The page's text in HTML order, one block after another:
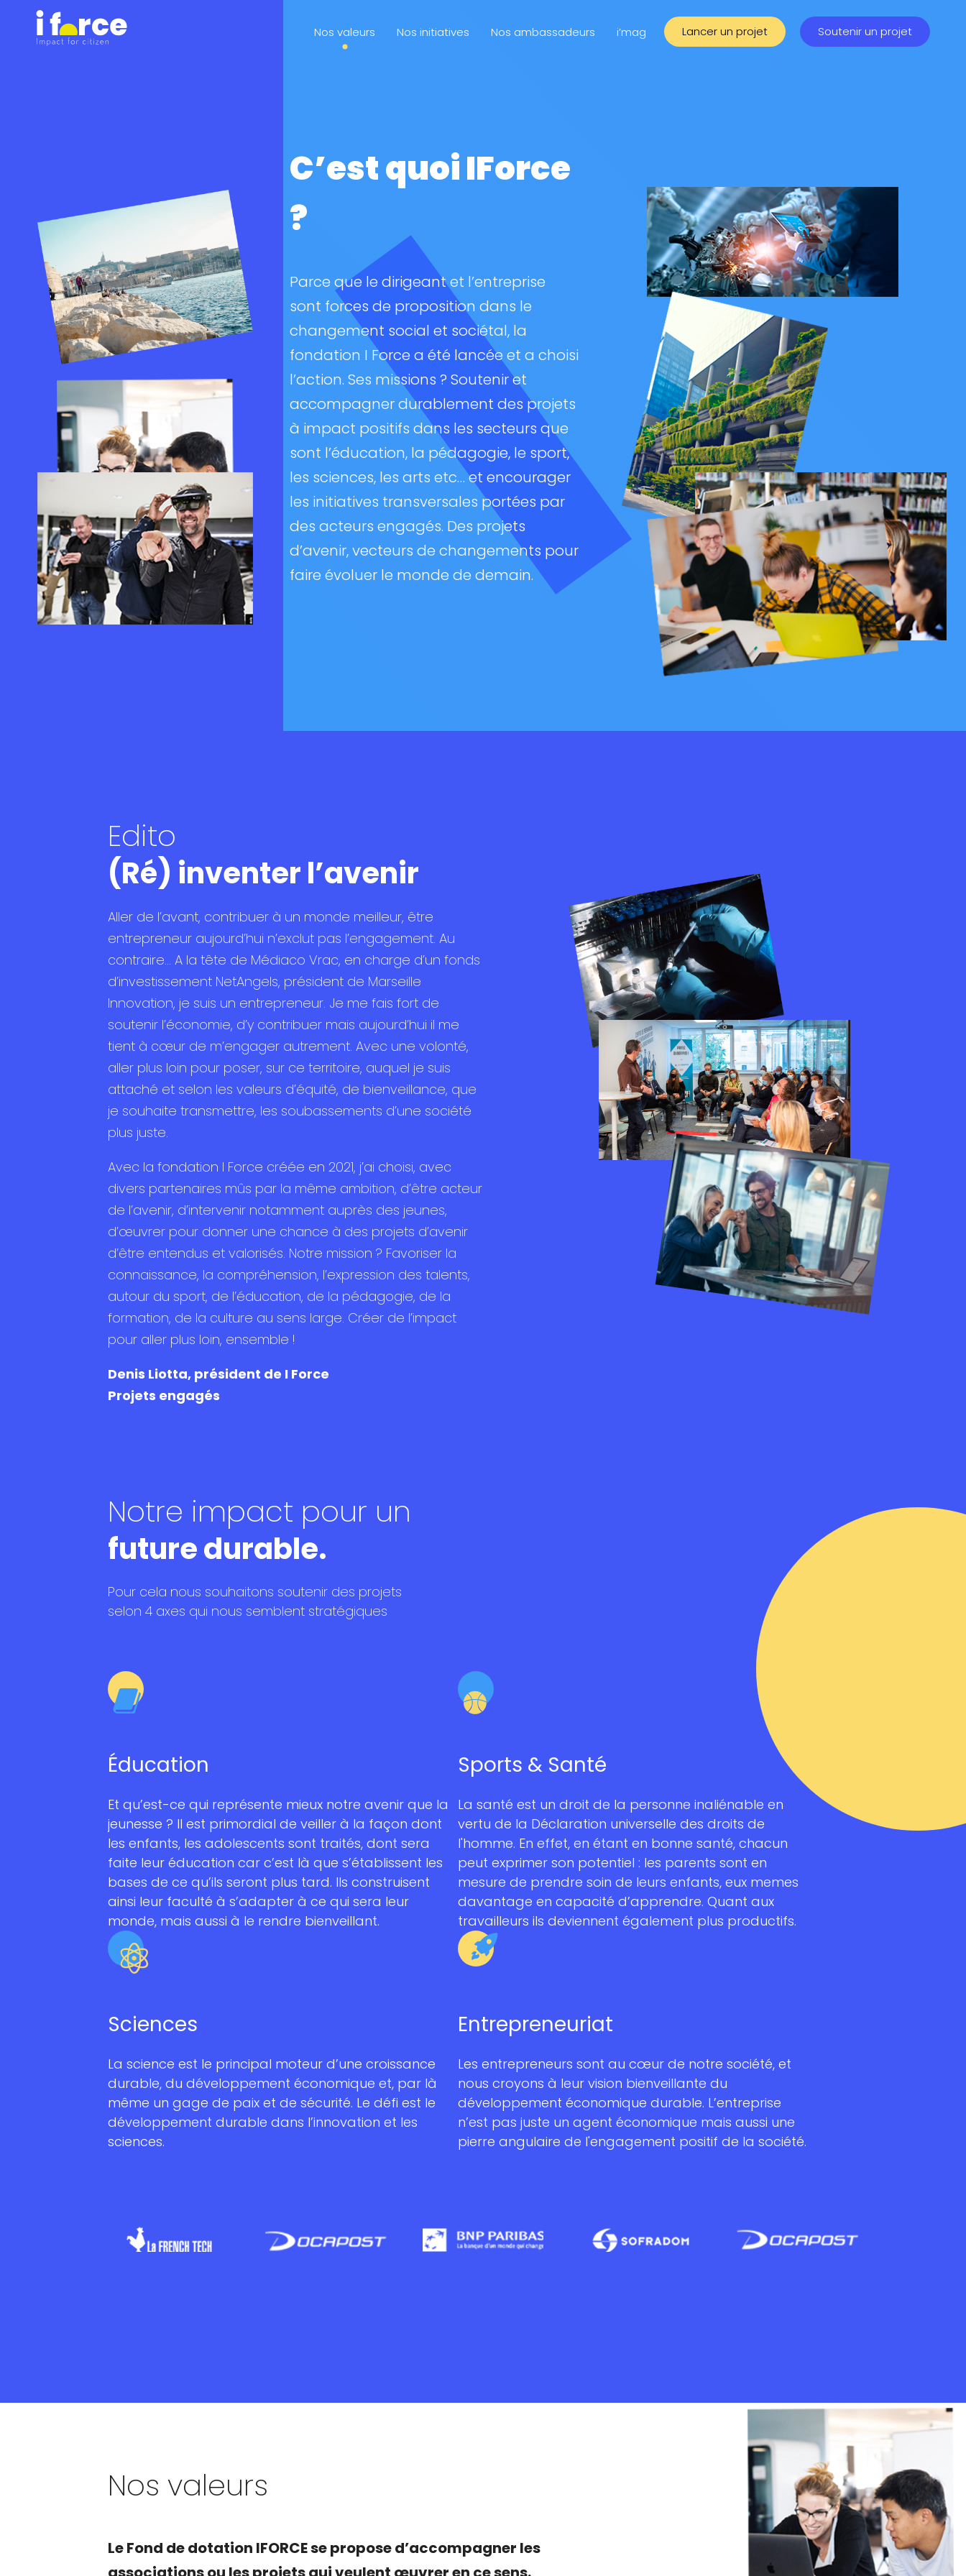
Nos valeurs Nos initiatives Nos ambassadeurs i’mag Lancer un projet Soutenir un projet
C’est quoi IForce
?
Parce que le dirigeant et l’entreprise
sont forces de proposition dans le
changement social et sociétal, la
fondation I Force a été lancée et a choisi
l’action. Ses missions ? Soutenir et
accompagner durablement des projets
à impact positifs dans les secteurs que
sont l’éducation, la pédagogie, le sport,
les sciences, les arts etc… et encourager
les initiatives transversales portées par
des acteurs engagés. Des projets
d’avenir, vecteurs de changements pour
faire évoluer le monde de demain.
Edito
(Ré) inventer l’avenir
Aller de l’avant, contribuer à un monde meilleur, être
entrepreneur aujourd’hui n’exclut pas l’engagement. Au
contraire… A la tête de Médiaco Vrac, en charge d’un fonds
d’investissement NetAngels, président de Marseille
Innovation, je suis un entrepreneur. Je me fais fort de
soutenir l’économie, d’y contribuer mais aujourd’hui il me
tient à cœur de m’engager autrement. Avec une volonté,
aller plus loin pour poser, sur ce territoire, auquel je suis
attaché et selon les valeurs d’équité, de bienveillance, que
je souhaite transmettre, les soubassements d’une société
plus juste.
Avec la fondation I Force créée en 2021, j’ai choisi, avec
divers partenaires mûs par la même ambition, d’être acteur
de l’avenir, d’intervenir notamment auprès des jeunes,
d’œuvrer pour donner une chance à des projets d’avenir
d’être entendus et valorisés. Notre mission ? Favoriser la
connaissance, la compréhension, l’expression des talents,
autour du sport, de l’éducation, de la pédagogie, de la
formation, de la culture au sens large. Créer de l’impact
pour aller plus loin, ensemble !
Denis Liotta, président de I Force
Projets engagés
Notre impact pour un
future durable.
Pour cela nous souhaitons soutenir des projets
selon 4 axes qui nous semblent stratégiques
Éducation
Et qu’est-ce qui représente mieux notre avenir que la
jeunesse ? Il est primordial de veiller à la façon dont
les enfants, les adolescents sont traités, dont sera
faite leur éducation car c’est là que s’établissent les
bases de ce qu’ils seront plus tard. Ils construisent
ainsi leur faculté à s’adapter à ce qui sera leur
monde, mais aussi à le rendre bienveillant.
Sports & Santé
La santé est un droit de la personne inaliénable en
vertu de la Déclaration universelle des droits de
l'homme. En effet, en étant en bonne santé, chacun
peut exprimer son potentiel : les parents sont en
mesure de prendre soin de leurs enfants, eux memes
davantage en capacité d’apprendre. Quant aux
travailleurs ils deviennent également plus productifs.
Sciences
La science est le principal moteur d’une croissance
durable, du développement économique et, par là
même un gage de paix et de sécurité. Le défi est le
développement durable dans l’innovation et les
sciences.
Entrepreneuriat
Les entrepreneurs sont au cœur de notre société, et
nous croyons à leur vision bienveillante du
développement économique durable. L’entreprise
n’est pas juste un agent économique mais aussi une
pierre angulaire de l'engagement positif de la société.
Nos valeurs
Le Fond de dotation IFORCE se propose d’accompagner les